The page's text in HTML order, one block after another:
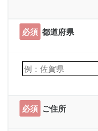
必須 都道府県
必須 ご住所